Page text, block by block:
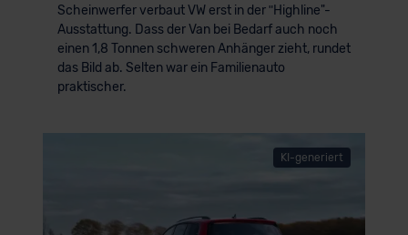
Scheinwerfer verbaut VW erst in der ʺHighline"-
Ausstattung. Dass der Van bei Bedarf auch noch
einen 1,8 Tonnen schweren Anhänger zieht, rundet
das Bild ab. Selten war ein Familienauto
praktischer.
KI-generiert